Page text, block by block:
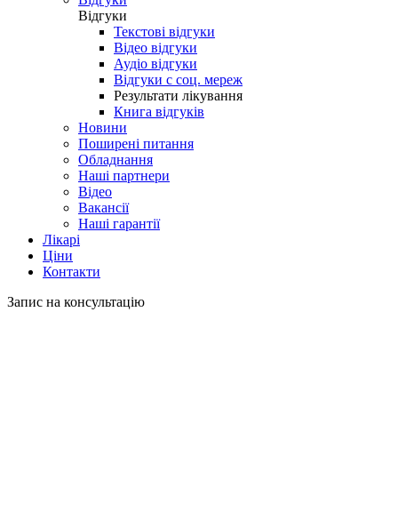
Відгуки
Текстові відгуки
Відео відгуки
Аудіо відгуки
Відгуки с соц. мереж
Результати лікування
Книга відгуків
Новини
Поширені питання
Обладнання
Наші партнери
Відео
Вакансії
Наші гарантії
Лікарі
Ціни
Контакти
Запис на консультацію